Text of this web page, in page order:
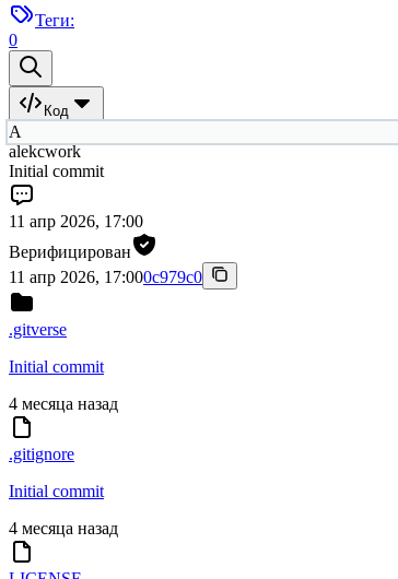
Теги:
0
Код
A
alekcwork
Initial commit
11 апр 2026, 17:00
Верифицирован
11 апр 2026, 17:000c979c0
.gitverse
Initial commit
4 месяца назад
.gitignore
Initial commit
4 месяца назад